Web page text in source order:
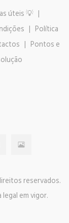
úteis 💡 |
| Política
| Pontos e
reservados.
em vigor.